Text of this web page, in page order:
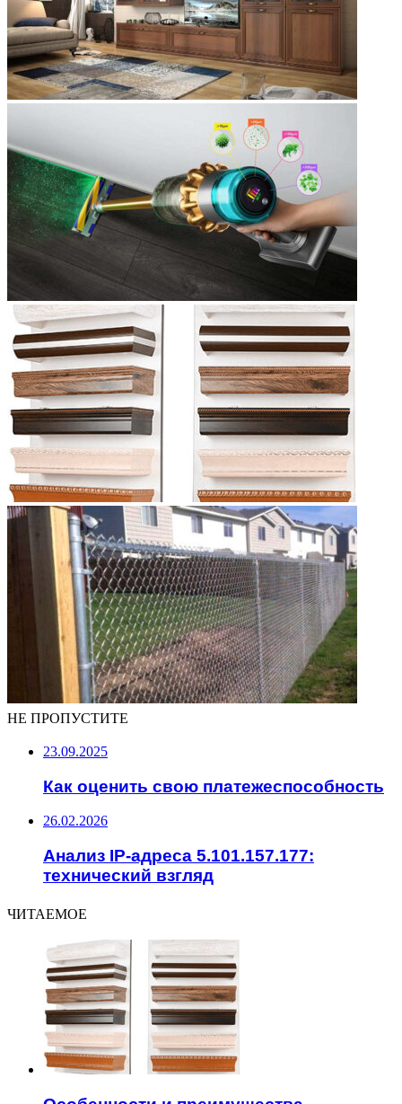
НЕ ПРОПУСТИТЕ
23.09.2025
Как оценить свою платежеспособность
26.02.2026
Анализ IP-адреса 5.101.157.177:
технический взгляд
ЧИТАЕМОЕ